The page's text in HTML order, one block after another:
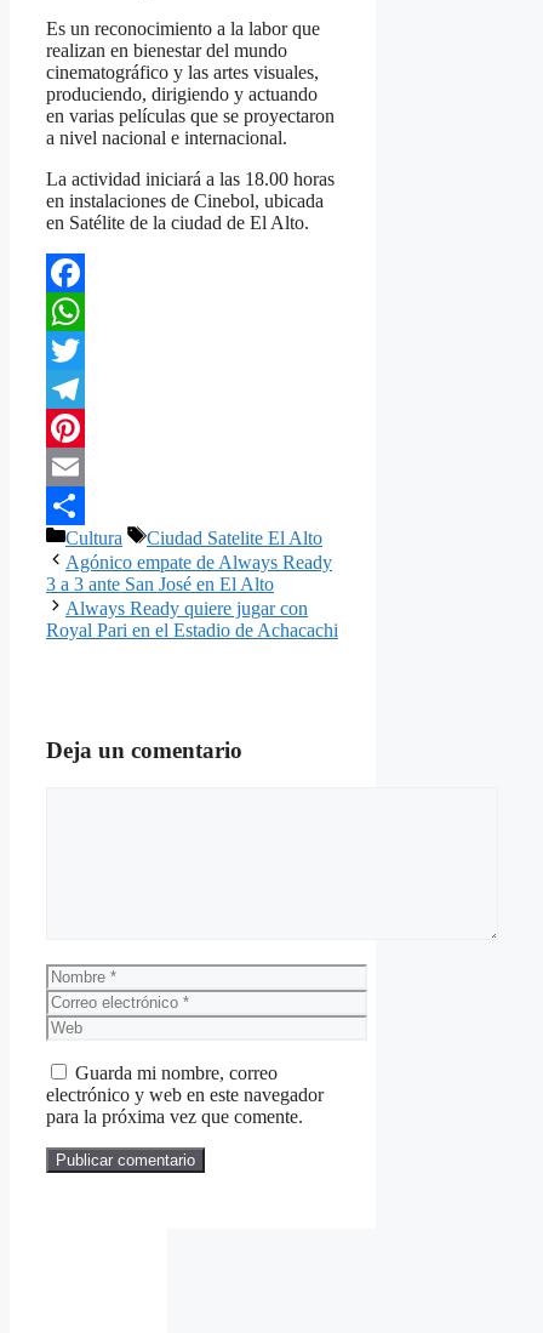
Es un reconocimiento a la labor que
realizan en bienestar del mundo
cinematográfico y las artes visuales,
produciendo, dirigiendo y actuando
en varias películas que se proyectaron
a nivel nacional e internacional.
La actividad iniciará a las 18.00 horas
en instalaciones de Cinebol, ubicada
en Satélite de la ciudad de El Alto.
Facebook
WhatsApp
Twitter
Telegram
Pinterest
Email
Compartir
Categorías
Cultura Etiquetas
Ciudad Satelite El Alto
Agónico empate de Always Ready
3 a 3 ante San José en El Alto
Always Ready quiere jugar con
Royal Pari en el Estadio de Achacachi
Deja un comentario
Nombre
Correo
electrónico
Web
Guarda mi nombre, correo
electrónico y web en este navegador
para la próxima vez que comente.